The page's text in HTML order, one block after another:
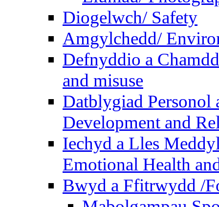
Diogelwch/ Safety
Amgylchedd/
Defnyddio a
and misuse
Datblygiad Personol
Development and
Iechyd a Lles
Emotional Health
Bwyd a Ffitrwydd /